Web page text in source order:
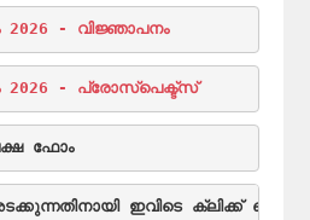
2026 - പ്രോസ്പെക്ട്സ്
ഫോം
ഇവിടെ ക്ലിക്ക്